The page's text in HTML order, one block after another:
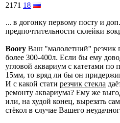
2171 18
... в догонку первому посту и
предпочтительности склейки
Boory Ваш "малолетний" резчик
более 300-400л. Если бы ему
угловой аквариум с катетами по
15мм, то вряд ли бы он
И с какой стати резчик стекла
ремонту аквариума? Ему же
или, на худой конец, вырезать
стёкол в случае Вашего